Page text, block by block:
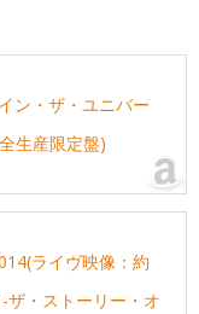
ン・ザ・ユニバー
生産限定盤)
ライヴ映像：約
ザ・ストーリー・オ